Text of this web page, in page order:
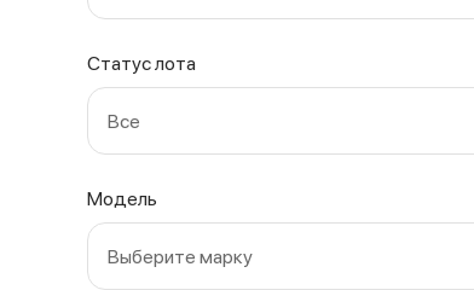
Статус лота
Все
Модель
Выберите марку